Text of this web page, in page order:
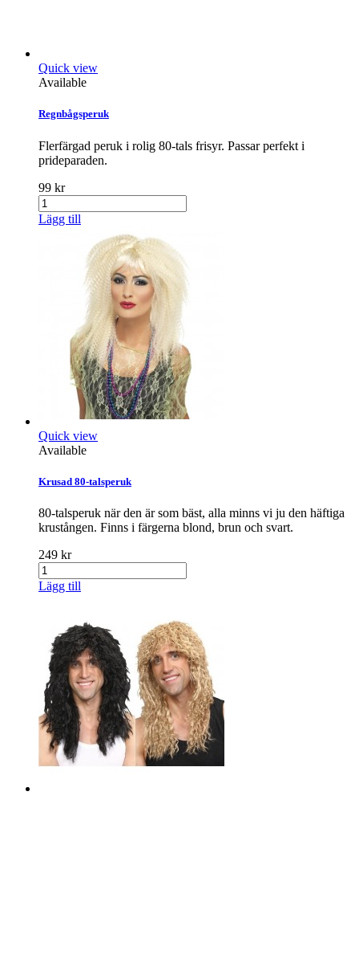
Quick view
Available
Regnbågsperuk
Flerfärgad peruk i rolig 80-tals frisyr. Passar perfekt i
prideparaden.
99 kr
Lägg till
Quick view
Available
Krusad 80-talsperuk
80-talsperuk när den är som bäst, alla minns vi ju den häftiga
krustången. Finns i färgerna blond, brun och svart.
249 kr
Lägg till